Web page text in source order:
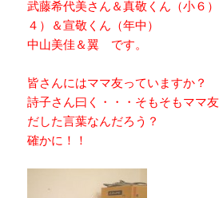
武藤希代美さん＆真敬くん（小６
４）＆宣敬くん（年中）
中山美佳＆翼 です。
皆さんにはママ友っていますか？
詩子さん曰く・・・そもそもママ
だした言葉なんだろう？
確かに！！